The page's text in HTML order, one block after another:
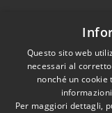
Questo sito web
necessari al
nonché un
Per maggiori dettagli,